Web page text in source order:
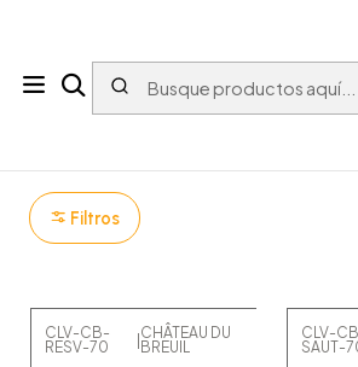
Inicio ESPIRITUOSOS
Filtros
CLV-CB-
RESV-70
|CHÂTEAU DU
BREUIL
CLV-
SAUT-